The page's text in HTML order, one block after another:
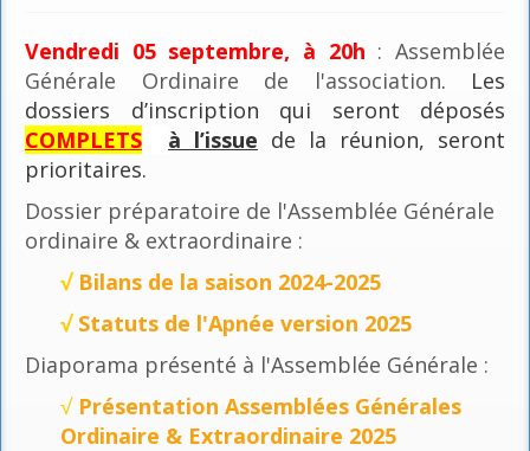
Vendredi 05 septembre, à 20h : Assemblée
Générale Ordinaire de l'association. Les
dossiers d’inscription qui seront déposés
COMPLETS
à l’issue de la réunion, seront
prioritaires.
Dossier préparatoire de l'Assemblée Générale
ordinaire & extraordinaire :
√ Bilans de la saison 2024-2025
√ Statuts de l'Apnée version 2025
Diaporama présenté à l'Assemblée Générale :
√ Présentation Assemblées Générales
Ordinaire & Extraordinaire 2025